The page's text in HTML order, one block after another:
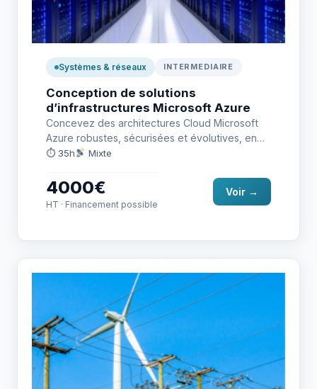
Systèmes & réseaux INTERMEDIAIRE
Conception de solutions
d’infrastructures Microsoft Azure
Concevez des architectures Cloud Microsoft
Azure robustes, sécurisées et évolutives, en
intégrant les meilleures pratiques pour la
⏱ 35h Mixte
4000€
HT · Financement possible
Voir →